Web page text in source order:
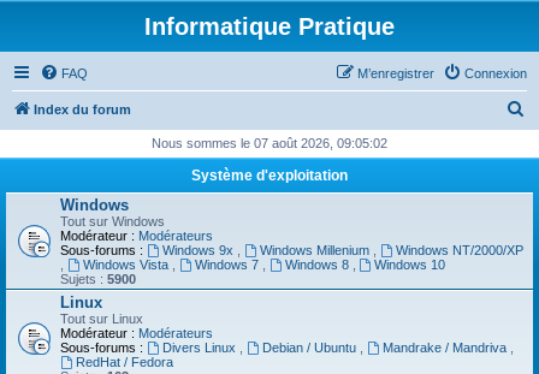
Informatique Pratique
FAQ Connexion
M’enregistrer
Index du forum
h
Nous sommes le 07 août 2026, 09:05:02
Système d'exploitation
Windows
Tout sur Windows
Modérateur : Modérateurs
Sous-forums :
Windows 9x Windows Millenium
Windows NT/2000/XP
Windows Vista Windows 7 Windows 8
Windows 10
Sujets : 5900
Linux
Tout sur Linux
Modérateur : Modérateurs
Sous-forums :
Divers Linux Debian / Ubuntu Mandrake / Mandriva
RedHat / Fedora